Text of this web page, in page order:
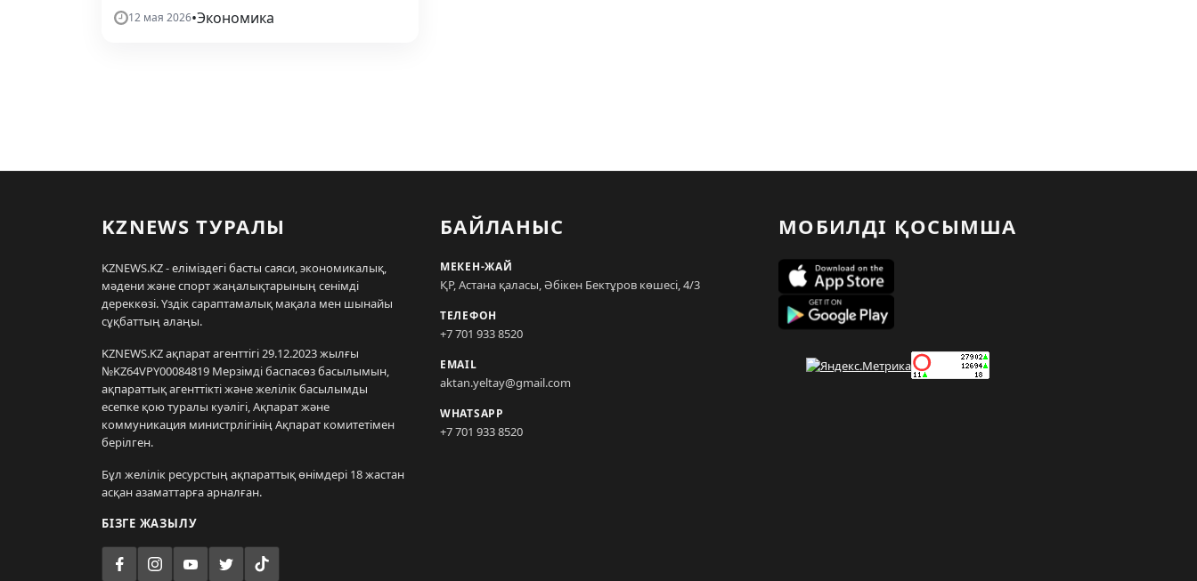
12 мая 2026•Экономика
KZNEWS ТУРАЛЫ
KZNEWS.KZ - еліміздегі басты саяси, экономикалық,
мәдени және спорт жаңалықтарының сенімді
дереккөзі. Үздік сараптамалық мақала мен шынайы
сұқбаттың алаңы.
KZNEWS.KZ ақпарат агенттігі 29.12.2023 жылғы
№KZ64VPY00084819 Мерзімді баспасөз басылымын,
ақпараттық агенттікті және желілік басылымды
есепке қою туралы куәлігі, Ақпарат және
коммуникация министрлігінің Ақпарат комитетімен
берілген.
Бұл желілік ресурстың ақпараттық өнімдері 18 жастан
асқан азаматтарға арналған.
БІЗГЕ ЖАЗЫЛУ
БАЙЛАНЫС
МЕКЕН-ЖАЙ
ҚР, Астана қаласы, Әбікен Бектұров көшесі, 4/3
ТЕЛЕФОН
+7 701 933 8520
EMAIL
aktan.yeltay@gmail.com
WHATSAPP
+7 701 933 8520
МОБИЛДІ ҚОСЫМША